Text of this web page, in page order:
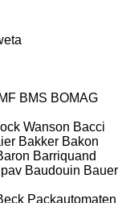
BMS BOMAG
Wanson Bacci
Bakker Bakon
Barriquand
Baudouin Bauer
Packautomaten